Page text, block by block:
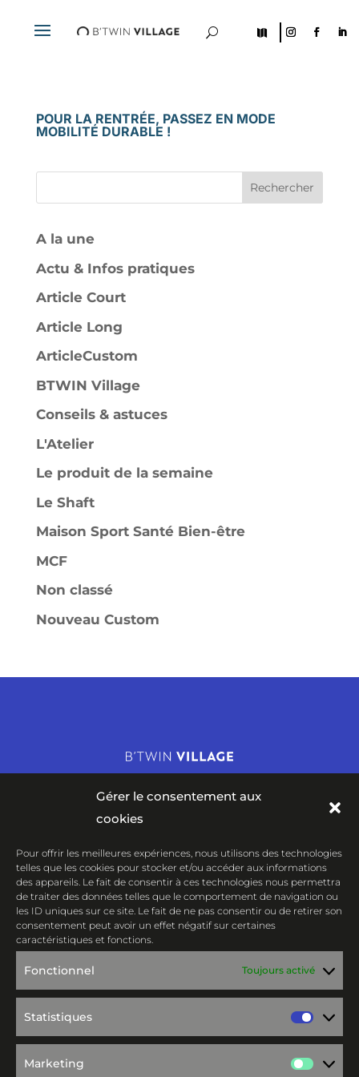
Gérer le consentement aux
cookies
Pour offrir les meilleures expériences, nous utilisons des technologies
telles que les cookies pour stocker et/ou accéder aux informations
des appareils. Le fait de consentir à ces technologies nous permettra
de traiter des données telles que le comportement de navigation ou
les ID uniques sur ce site. Le fait de ne pas consentir ou de retirer son
consentement peut avoir un effet négatif sur certaines
caractéristiques et fonctions.
Fonctionnel Toujours activé
Statistiques
Marketing

U
POUR LA RENTRÉE, PASSEZ EN MODE
MOBILITÉ DURABLE !
Rechercher
A la une
Actu & Infos pratiques
Article Court
Article Long
ArticleCustom
BTWIN Village
Conseils & astuces
L'Atelier
Le produit de la semaine
Le Shaft
Maison Sport Santé Bien-être
MCF
Non classé
Nouveau Custom
Centre de confidentialité et Légales
B’TWIN VILLAGE
4 rue du Professeur Langevin
Venir en bus : n°18 : Pont de Tournai ou
n°52 : Frères Lumières